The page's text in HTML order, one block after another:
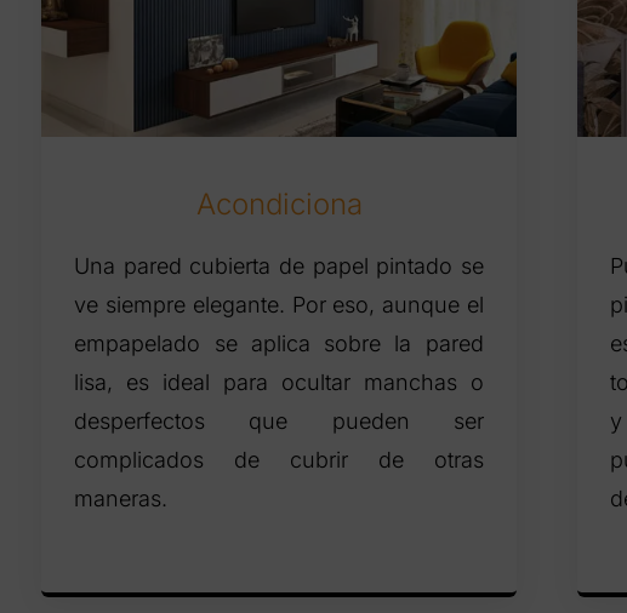
Acondiciona
Una pared cubierta de papel pintado se
ve siempre elegante. Por eso, aunque el
empapelado se aplica sobre la pared
lisa, es ideal para ocultar manchas o
desperfectos que pueden ser
complicados de cubrir de otras
maneras.